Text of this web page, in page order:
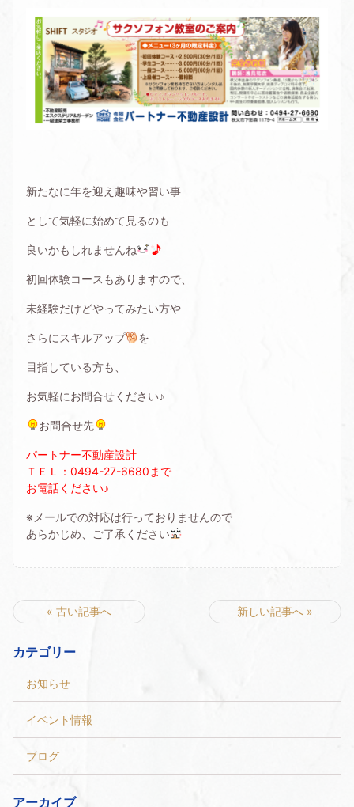
新たなに年を迎え趣味や習い事
として気軽に始めて見るのも
良いかもしれませんね
初回体験コースもありますので、
未経験だけどやってみたい方や
さらにスキルアップ を
目指している方も、
お気軽にお問合せください♪
お問合せ先
パートナー不動産設計
ＴＥＬ：0494-27-6680まで
お電話ください♪
※メールでの対応は行っておりませんので
あらかじめ、ご了承ください
« 古い記事へ 新しい記事へ »
カテゴリー
お知らせ
イベント情報
ブログ
アーカイブ